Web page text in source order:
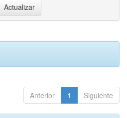
Anterior 1 Siguiente